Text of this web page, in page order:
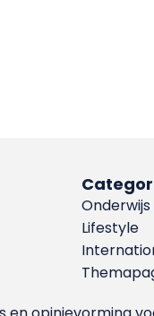
Onderwijs
Lifestyle